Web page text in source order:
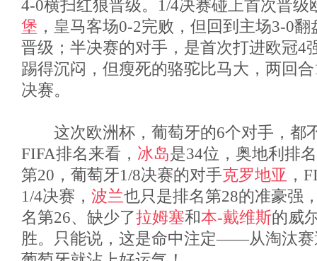
4-0横扫红狼晋级。1/4决赛碰上首次晋级
堡 ，皇马客场0-2完败，但回到主场3-0
晋级；半决赛的对手，是首次打进欧冠4
踢得沉闷，但瘦死的骆驼比马大，两回
决赛。
这次欧洲杯，葡萄牙的6个对手，都
FIFA排名来看， 冰岛是34位，奥地利排
第20，葡萄牙1/8决赛的对手克罗地亚 ，
1/4决赛， 波兰也只是排名第28的准豪强
名第26、缺少了拉姆塞和本-戴维斯的威
胜。只能说，这是命中注定——从淘汰赛